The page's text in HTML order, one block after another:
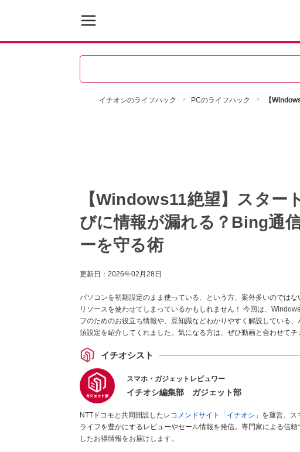
イチオシのライフハック PCのライフハック 【
【Windows11絶望】スター
びに情報が漏れる？Bing通
ーを守る術
更新日： 2026年02月28日
パソコンを初期設定のまま使っている、という方、案外多いのでは
リソースを使わせてしまっているかもしれません！ 今回は、
フのためのお役立ち情報や、豆知識などわかりやすく解説している
須設定を紹介してくれました。気になる方は、ぜひ動画と合わせてチ
イチオシスト
スマホ・ガジェットレビュワー
イチオシ編集部 ガジェット部
NTTドコモと共同開設したレコメンドサイト「イチオシ」 を運営。ス
ライフを豊かにするレビューやセール情報を発信。専門家による信
したお得情報をお届けします。